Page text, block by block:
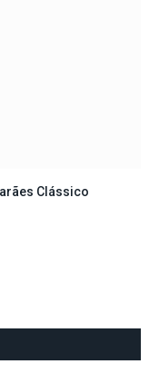
Clássico